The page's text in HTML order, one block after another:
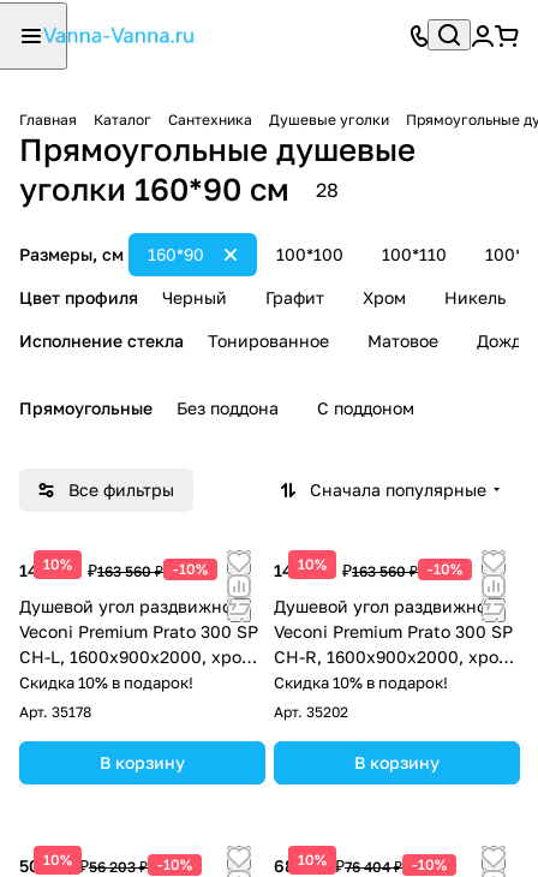
Главная Каталог Сантехника Душевые уголки Прямоугольные
Прямоугольные душевые
уголки 160*90 см
28
Размеры, см 100*100 100*110
160*90
Цвет профиля Черный Графит Хром Никель
Исполнение стекла Тонированное Матовое Дождь
Прямоугольные Без поддона С поддоном
Все фильтры Сначала популярные
10%
147 204 ₽163 560 ₽ -10%
Душевой угол раздвижной
Veconi Premium Prato 300 SP
CH-L, 1600х900x2000, хром,
стекло прозрачное
Скидка 10% в подарок!
Арт. 35178
В корзину
10%
147 204 ₽163 560 ₽ -10%
Душевой угол раздвижной
Veconi Premium Prato 300 SP
CH-R, 1600х900x2000, хром,
стекло прозрачное
Скидка 10% в подарок!
Арт. 35202
В корзину
10%
50 583 ₽56 203 ₽ -10% 10%
68 764 ₽76 404 ₽ -10%